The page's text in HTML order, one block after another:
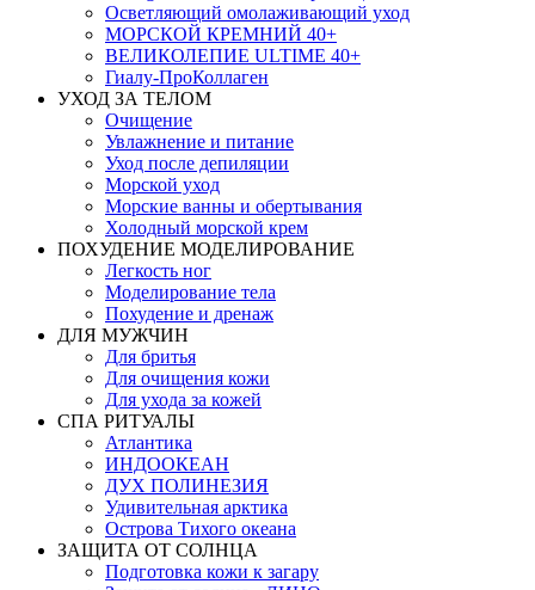
Осветляющий омолаживающий уход
МОРСКОЙ КРЕМНИЙ 40+
ВЕЛИКОЛЕПИЕ ULTIME 40+
Гиалу-ПроКоллаген
УХОД ЗА ТЕЛОМ
Очищение
Увлажнение и питание
Уход после депиляции
Морской уход
Морские ванны и обертывания
Холодный морской крем
ПОХУДЕНИЕ МОДЕЛИРОВАНИЕ
Легкость ног
Моделирование тела
Похудение и дренаж
ДЛЯ МУЖЧИН
Для бритья
Для очищения кожи
Для ухода за кожей
СПА РИТУАЛЫ
Атлантика
ИНДООКЕАН
ДУХ ПОЛИНЕЗИЯ
Удивительная арктика
Острова Тихого океана
ЗАЩИТА ОТ СОЛНЦА
Подготовка кожи к загару